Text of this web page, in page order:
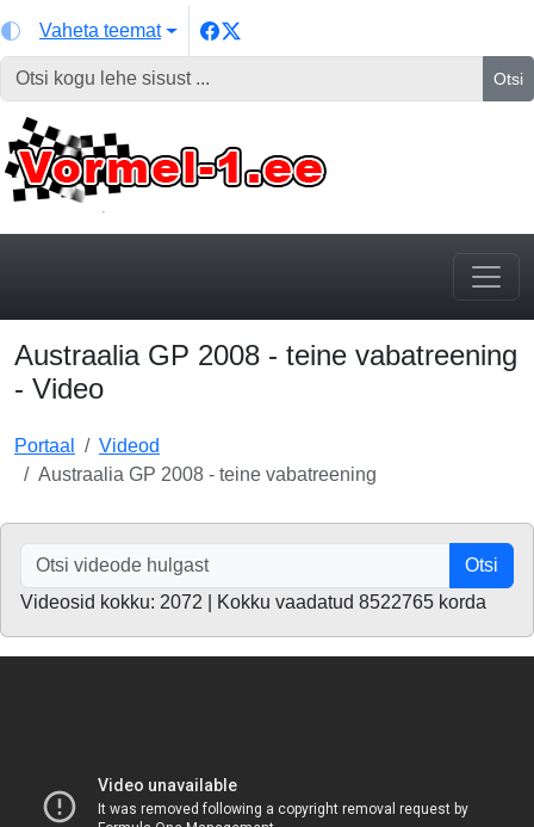
Vaheta teemat
Otsi
Austraalia GP 2008 - teine vabatreening
- Video
Portaal
Videod
Austraalia GP 2008 - teine vabatreening
Otsi
Videosid kokku: 2072 | Kokku vaadatud 8522765 korda